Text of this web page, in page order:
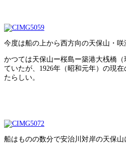
今度は船の上から西方向の天保山・咲
かつては天保山ー桜島ー築港大桟橋
ていたが、1926年（昭和元年）の現
たらしい。
船はものの数分で安治川対岸の天保山